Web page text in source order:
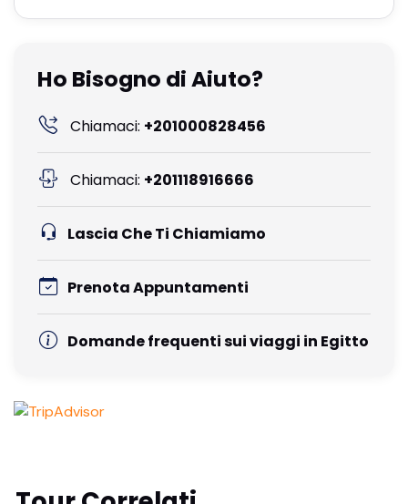
Ho Bisogno di Aiuto?
Chiamaci: +201000828456
Chiamaci: +201118916666
Lascia Che Ti Chiamiamo
Prenota Appuntamenti
Domande frequenti sui viaggi in Egitto